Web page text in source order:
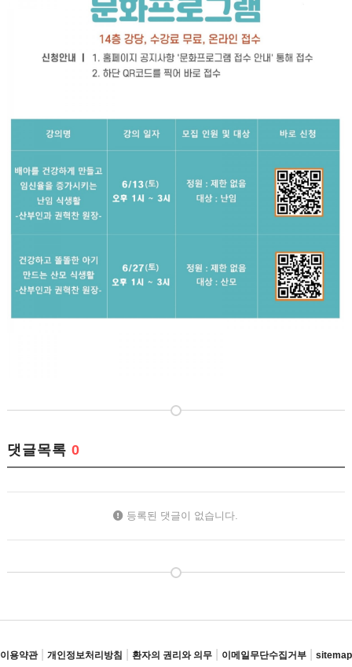
댓글목록0
등록된 댓글이 없습니다.
이용약관 개인정보처리방침 환자의 권리와 의무 이메일무단수집거부 sitemap